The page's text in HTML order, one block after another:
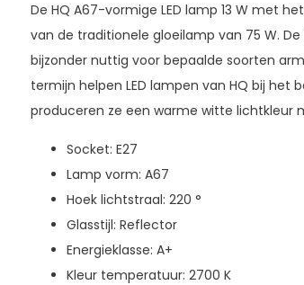
De HQ A67-vormige LED lamp 13 W met
van de traditionele gloeilamp van 75 W.
bijzonder nuttig voor bepaalde soorten
termijn helpen LED lampen van HQ bij het
produceren ze een warme witte lichtkleur
Socket: E27
Lamp vorm: A67
Hoek lichtstraal: 220 °
Glasstijl: Reflector
Energieklasse: A+
Kleur temperatuur: 2700 K